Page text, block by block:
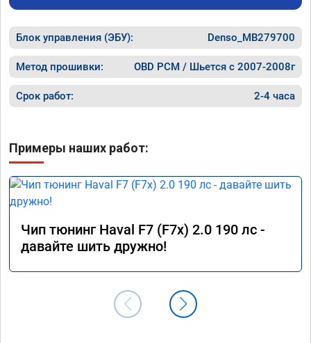
Блок управления (ЭБУ): Denso_MB279700
Метод прошивки: OBD PCM / Шьется с 2007-2008г
Срок работ: 2-4 часа
Примеры наших работ:
Чип тюнинг Haval F7 (F7x) 2.0 190 лс -
давайте шить дружно!